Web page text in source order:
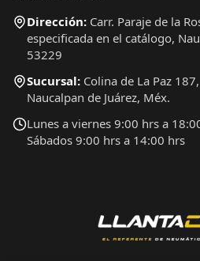
Dirección: Carr. Paraje de la
especificada en el catálogo,
53229
Sucursal: Colina de La Paz
Naucalpan de Juárez, Méx.
Lunes a viernes 9:00 hrs a
Sábados 9:00 hrs a 14:00 hrs